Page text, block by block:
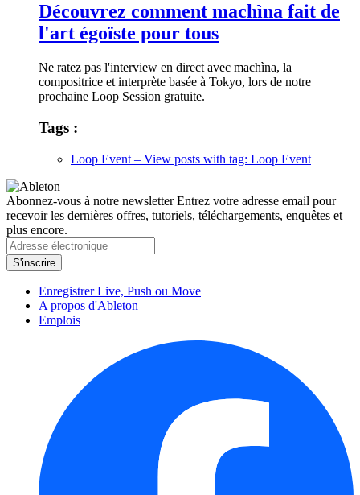
Découvrez comment machìna fait de
l'art égoïste pour tous
Ne ratez pas l'interview en direct avec machìna, la
compositrice et interprète basée à Tokyo, lors de notre
prochaine Loop Session gratuite.
Tags :
Loop Event – View posts with tag: Loop Event
Abonnez-vous à notre newsletterEntrez votre adresse email pour
recevoir les dernières offres, tutoriels, téléchargements, enquêtes et
plus encore.
Enregistrer Live, Push ou Move
A propos d'Ableton
Emplois